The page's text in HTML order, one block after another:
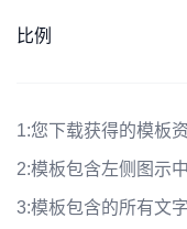
比例
1:您下载获得的模板
2:模板包含左侧图示
3:模板包含的所有文